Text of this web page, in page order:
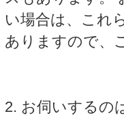
い場合は、これ
ありますので、
2. お伺いするの